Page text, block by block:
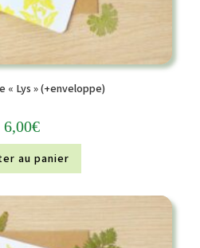
« Lys » (+enveloppe)
6,00€
au panier